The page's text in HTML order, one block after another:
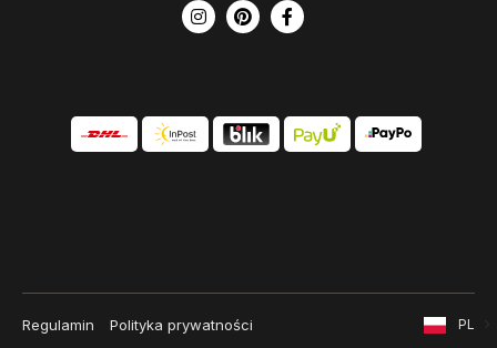
Regulamin Polityka prywatności PL